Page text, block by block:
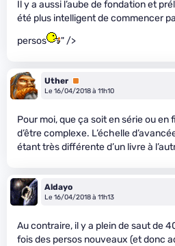
Il y a aussi l’aube de fondation et
été plus intelligent de commencer
persos
" />
Uther Premium
Le 16/04/2018 à 11h10
Pour moi, que ça soit en série ou en
d’être complexe. L’échelle
étant très différente d’un livre à
Aldayo
Le 16/04/2018 à 11h13
Au contraire, il y a plein de saut de
fois des persos nouveaux (et donc